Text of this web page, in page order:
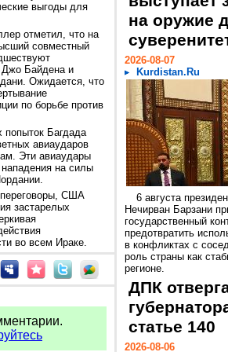
выгоды для
отметил, что на
совместный
Джо Байдена и
Ожидается, что
по борьбе против
попыток Багдада
авиаударов
Эти авиаудары
на силы
переговоры, США
застарелых
во всем Ираке.
на оружие
2026-08-07
Kurdistan.Ru
6 августа
Нечирван Барзани
государственный
предотвратить
в конфликтах с
роль страны как
регионе.
ДПК
статье 140
2026-08-06